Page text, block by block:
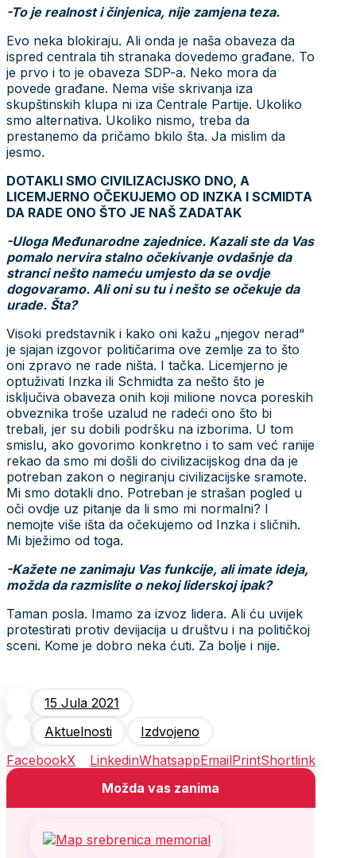
-To je realnost i činjenica, nije zamjena teza.
Evo neka blokiraju. Ali onda je naša obaveza da
ispred centrala tih stranaka dovedemo građane. To
je prvo i to je obaveza SDP-a. Neko mora da
povede građane. Nema više skrivanja iza
skupštinskih klupa ni iza Centrale Partije. Ukoliko
smo alternativa. Ukoliko nismo, treba da
prestanemo da pričamo bkilo šta. Ja mislim da
jesmo.
DOTAKLI SMO CIVILIZACIJSKO DNO, A
LICEMJERNO OČEKUJEMO OD INZKA I SCMIDTA
DA RADE ONO ŠTO JE NAŠ ZADATAK
-Uloga Međunarodne zajednice. Kazali ste da Vas
pomalo nervira stalno očekivanje ovdašnje da
stranci nešto nameću umjesto da se ovdje
dogovaramo. Ali oni su tu i nešto se očekuje da
urade. Šta?
Visoki predstavnik i kako oni kažu „njegov nerad“
je sjajan izgovor političarima ove zemlje za to što
oni zpravo ne rade ništa. I tačka. Licemjerno je
optuživati Inzka ili Schmidta za nešto što je
isključiva obaveza onih koji milione novca poreskih
obveznika troše uzalud ne radeći ono što bi
trebali, jer su dobili podršku na izborima. U tom
smislu, ako govorimo konkretno i to sam već ranije
rekao da smo mi došli do civilizacijskog dna da je
potreban zakon o negiranju civilizacijske sramote.
Mi smo dotakli dno. Potreban je strašan pogled u
oči ovdje uz pitanje da li smo mi normalni? I
nemojte više išta da očekujemo od Inzka i sličnih.
Mi bježimo od toga.
-Kažete ne zanimaju Vas funkcije, ali imate ideja,
možda da razmislite o nekoj liderskoj ipak?
Taman posla. Imamo za izvoz lidera. Ali ću uvijek
protestirati protiv devijacija u društvu i na političkoj
sceni. Kome je dobro neka ćuti. Za bolje i nije.
15 Jula 2021
Aktuelnosti
Izdvojeno
FacebookX LinkedinWhatsappEmailPrintShortlink
Možda vas zanima